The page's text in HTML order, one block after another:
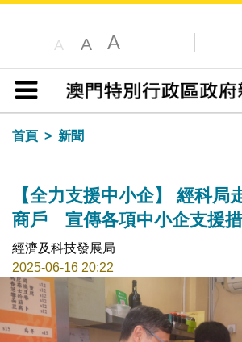
A A A
目錄
首頁
新聞
【全力支援中小企】 經科局
商戶 宣傳各項中小企支援
經濟及科技發展局
2025-06-16 20:22